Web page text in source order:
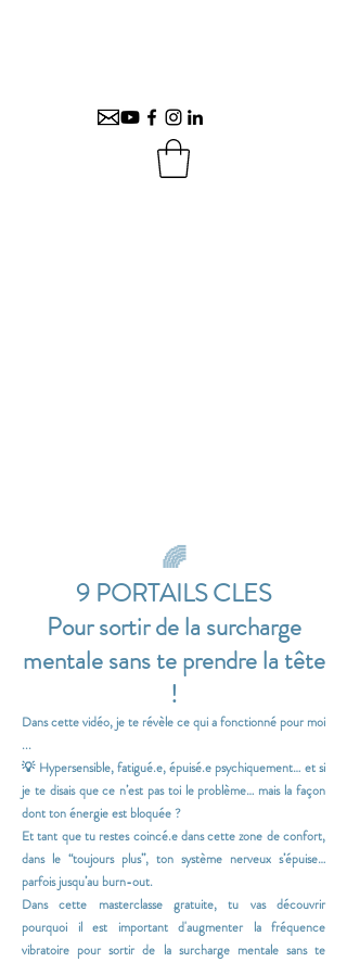
🌈
9 PORTAILS CLES
Pour sortir de la surcharge
mentale sans te prendre la tête
!
Dans cette vidéo, je te révèle ce qui a fonctionné pour moi
...
💡 Hypersensible, fatigué.e, épuisé.e psychiquement… et si
je te disais que ce n’est pas toi le problème… mais la façon
dont ton énergie est bloquée ?
Et tant que tu restes coincé.e dans cette zone de confort,
dans le “toujours plus”, ton système nerveux s’épuise…
parfois jusqu’au burn-out.
Dans cette masterclasse gratuite, tu vas découvrir
pourquoi il est important d'augmenter la fréquence
vibratoire pour sortir de la surcharge mentale sans te